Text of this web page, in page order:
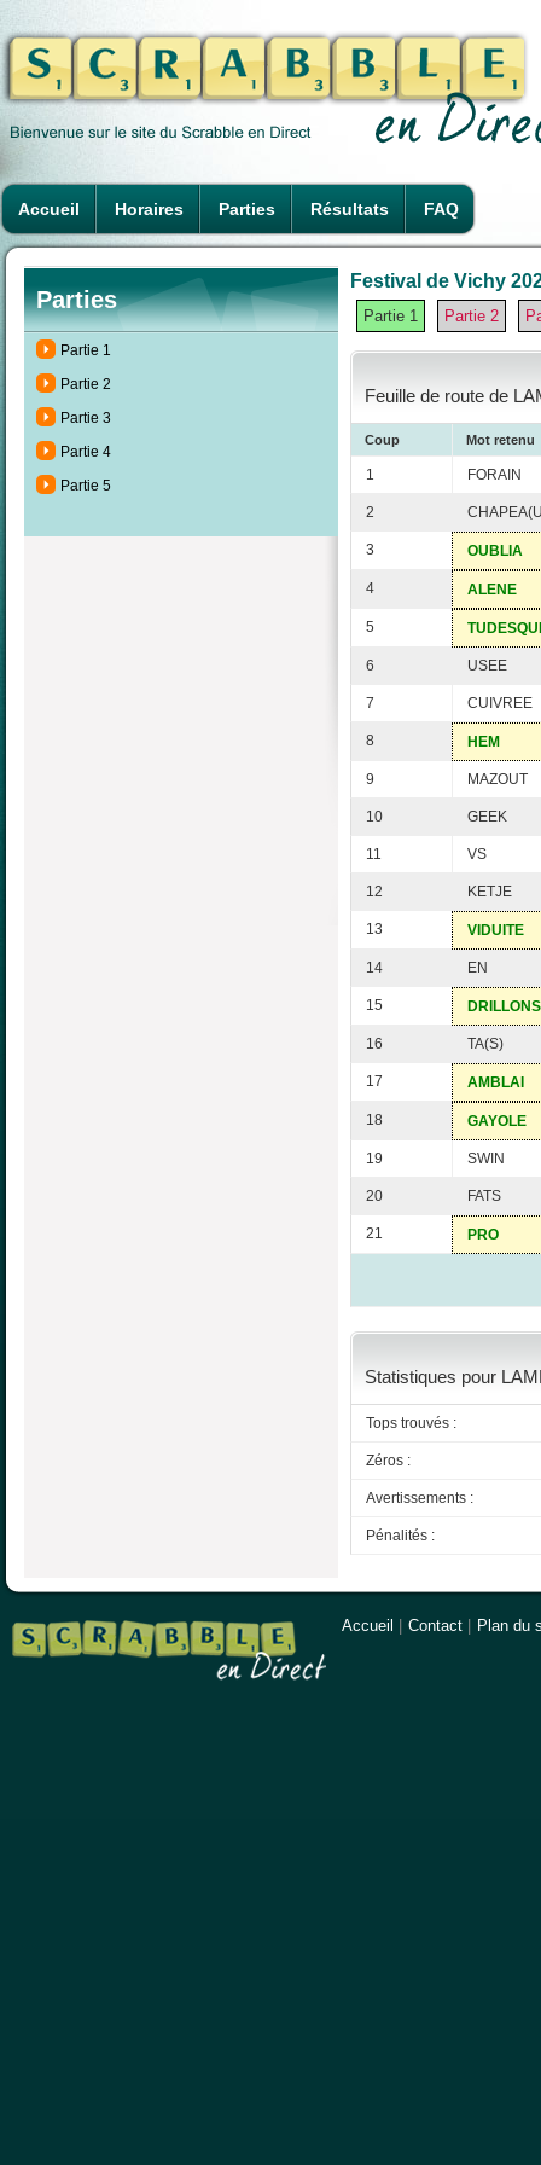
Accueil Horaires Parties Résultats FAQ
Parties
Partie 1
Partie 2
Partie 3
Partie 4
Partie 5
Festival de Vichy
Partie 1 Partie 2
Feuille de route de
Coup Mot retenu
1 FORAIN
2
3 OUBLIA
4 ALENE
5
6 USEE
7 CUIVREE
8 HEM
9 MAZOUT
10 GEEK
11 VS
12 KETJE
13 VIDUITE
14 EN
15 DRILLONS
16 TA(S)
17 AMBLAI
18 GAYOLE
19 SWIN
20 FATS
21 PRO
Statistiques pour
Tops trouvés :
Zéros :
Avertissements :
Pénalités :
Accueil Contact Plan du